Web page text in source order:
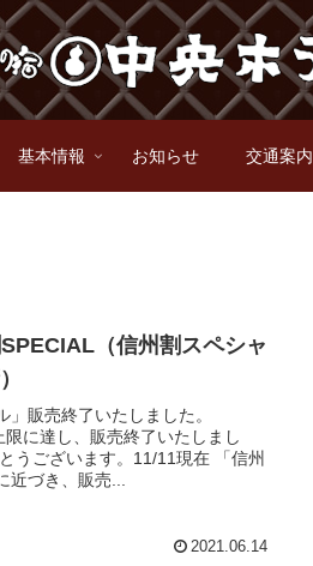
基本情報 お知らせ 交通案内
（信州割スペシャ
販売終了いたしました。
に達し、販売終了いたしまし
うございます。11/11現在 「信州
づき、販売...
2021.06.14